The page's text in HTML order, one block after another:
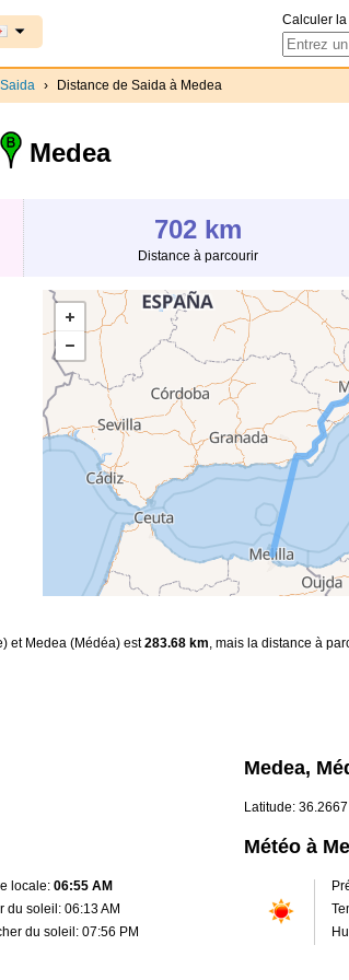
Calculer
Saida › Distance de Saida à Medea
Medea
702 km
Distance à parcourir
et Medea (Médéa) est283.68 km, mais la distance à
locale: 06:55 AM
du soleil: 06:13 AM
du soleil: 07:56 PM
Medea,
Latitude:
Météo à